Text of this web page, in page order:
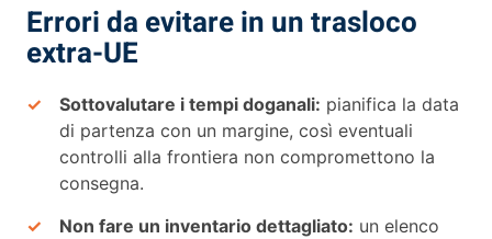
Errori da evitare in un trasloco
extra-UE
Sottovalutare i tempi doganali: pianifica la data
di partenza con un margine, così eventuali
controlli alla frontiera non compromettono la
consegna.
Non fare un inventario dettagliato: un elenco